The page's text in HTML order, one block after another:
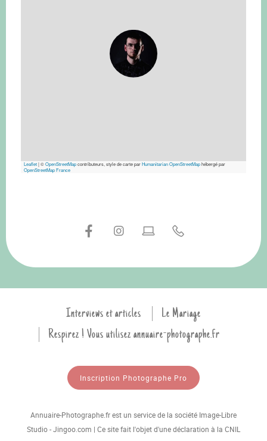
Leaflet|©OpenStreetMapcontributeurs, style de carte parHumanitarian OpenStreetMaphébergé par
OpenStreetMap France
Interviews et articles
Le Mariage
Respirez ! Vous utilisez annuaire-photographe.fr
Inscription Photographe Pro
Annuaire-Photographe.fr est un service de la société Image-Libre
Studio - Jingoo.com | Ce site fait l'objet d'une déclaration à la CNIL